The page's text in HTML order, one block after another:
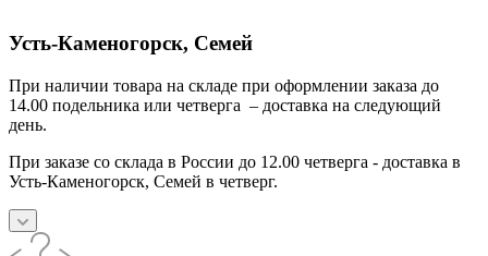
Усть-Каменогорск, Семей
При наличии товара на складе при оформлении заказа до
14.00 подельника или четверга – доставка на следующий
день.
При заказе со склада в России до 12.00 четверга - доставка в
Усть-Каменогорск, Семей в четверг.